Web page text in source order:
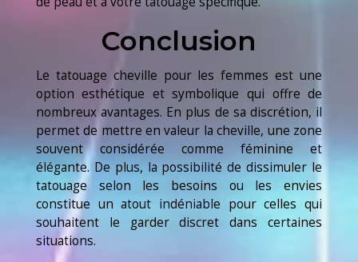
Conclusion
Le tatouage cheville pour les femmes est une
option esthétique et symbolique qui offre de
nombreux avantages. En plus de sa discrétion, il
permet de mettre en valeur la cheville, une zone
souvent considérée comme féminine et
élégante. De plus, la possibilité de dissimuler le
tatouage selon les besoins ou les envies
constitue un atout indéniable pour celles qui
souhaitent le garder discret dans certaines
situations.